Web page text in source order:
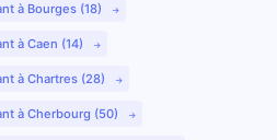
à Bourges (18)
à Caen (14)
à Chartres (28)
à Cherbourg (50)